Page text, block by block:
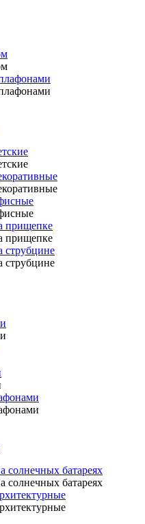
прищепке
прищепке
струбцине
струбцине
солнечных батареях
солнечных батареях